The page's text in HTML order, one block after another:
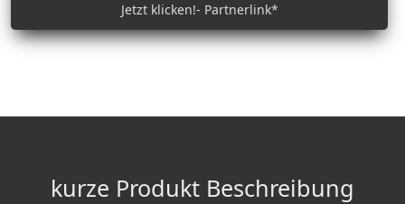
Jetzt klicken!- Partnerlink*
kurze Produkt Beschreibung